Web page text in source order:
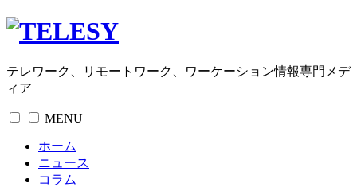
テレワーク、リモートワーク、ワーケーション情報専門メデ
ィア
MENU
ホーム
ニュース
コラム